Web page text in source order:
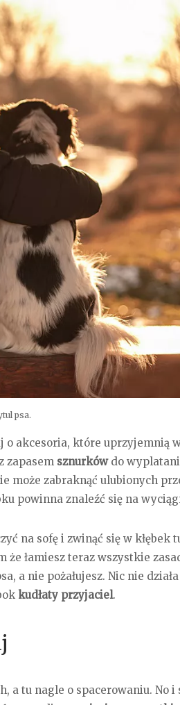
psa.
o akcesoria, które uprzyjemnią
zapasem sznurkówdo
może zabraknąć ulubionych
powinna znaleźć się na
na sofę i zwinąć się w kłębek
łamiesz teraz wszystkie
a nie pożałujesz. Nic nie
kudłaty przyjaciel.
a tu nagle o spacerowaniu. No i